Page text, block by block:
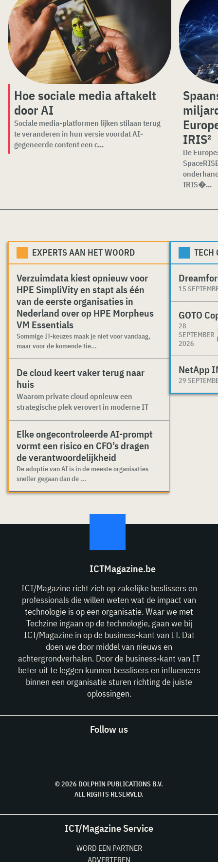
Hoe sociale media aftakelt
door AI
Sociale media-platformen lijken stilaan terug
te veranderen in hun versie voordat AI-
gegeneerde content een c...
IRIS²
De
IRIS�...
EXPERTS AAN HET WOORD
Verzuimdata kiest opnieuw voor
HPE SimpliVity en stapt als één
van de eerste organisaties in
Nederland over op HPE Morpheus
VM Essentials
Sommige IT-keuzes maak je niet voor vandaag,
maar voor de komende tie...
De cloud keert vaker terug naar
huis
Waarom private cloud opnieuw een
strategische plek verovert in moderne IT
Elke ongecontroleerde AI-prompt
vormt een risico en CFO’s dragen
de verantwoordelijkheid
De adoptie van AI is in de meeste organisaties
sneller gegaan dan de ...
TECH
15
GOTO
28
SEPTEMBER
2026
NetApp
29
ICTMagazine.be
ICT/Magazine richt zich op zakelijke beslissers en
professionals die willen weten wat de impact van
technologie is op een organisatie. Waar we met
Techzine ingaan op de technologie, gaan we bij
ICT/Magazine in op de business-kant van IT. Dat
doen we door middel van nieuws en
achtergrondverhalen. Door de business-kant van IT
beter uit te leggen kunnen besslisers en influencers
binnen een organisatie sturen richting de juiste
oplossingen.
Follow us
© 2026 DOLPHIN PUBLICATIONS B.V.
ALL RIGHTS RESERVED.
ICT/Magazine Service
WORD EEN PARTNER
ADVERTEREN